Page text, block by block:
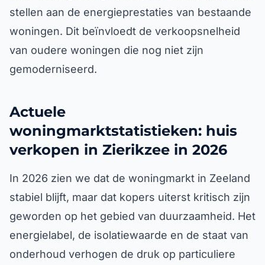
stellen aan de energieprestaties van bestaande
woningen. Dit beïnvloedt de verkoopsnelheid
van oudere woningen die nog niet zijn
gemoderniseerd.
Actuele
woningmarktstatistieken: huis
verkopen in Zierikzee in 2026
In 2026 zien we dat de woningmarkt in Zeeland
stabiel blijft, maar dat kopers uiterst kritisch zijn
geworden op het gebied van duurzaamheid. Het
energielabel, de isolatiewaarde en de staat van
onderhoud verhogen de druk op particuliere